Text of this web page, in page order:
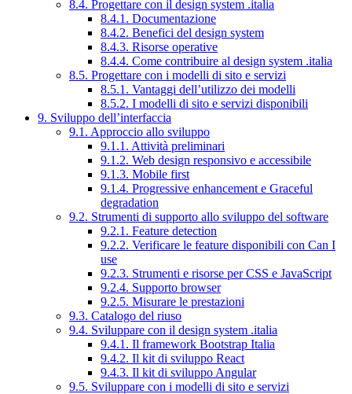
8.4. Progettare con il design system .italia
8.4.1. Documentazione
8.4.2. Benefici del design system
8.4.3. Risorse operative
8.4.4. Come contribuire al design system .italia
8.5. Progettare con i modelli di sito e servizi
8.5.1. Vantaggi dell’utilizzo dei modelli
8.5.2. I modelli di sito e servizi disponibili
9. Sviluppo dell’interfaccia
9.1. Approccio allo sviluppo
9.1.1. Attività preliminari
9.1.2. Web design responsivo e accessibile
9.1.3. Mobile first
9.1.4. Progressive enhancement e Graceful
degradation
9.2. Strumenti di supporto allo sviluppo del software
9.2.1. Feature detection
9.2.2. Verificare le feature disponibili con Can I
use
9.2.3. Strumenti e risorse per CSS e JavaScript
9.2.4. Supporto browser
9.2.5. Misurare le prestazioni
9.3. Catalogo del riuso
9.4. Sviluppare con il design system .italia
9.4.1. Il framework Bootstrap Italia
9.4.2. Il kit di sviluppo React
9.4.3. Il kit di sviluppo Angular
9.5. Sviluppare con i modelli di sito e servizi